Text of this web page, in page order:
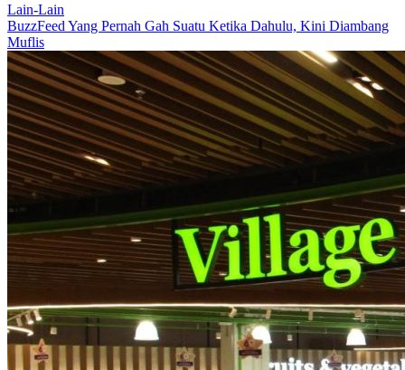
Lain-Lain
BuzzFeed Yang Pernah Gah Suatu Ketika Dahulu, Kini Diambang
Muflis